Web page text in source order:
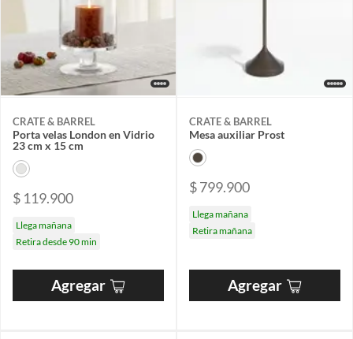
CRATE & BARREL
Porta velas London en Vidrio
23 cm x 15 cm
$ 119.900
Llega mañana
Retira desde 90 min
Agregar
CRATE & BARREL
Mesa auxiliar Prost
$ 799.900
Llega mañana
Retira mañana
Agregar